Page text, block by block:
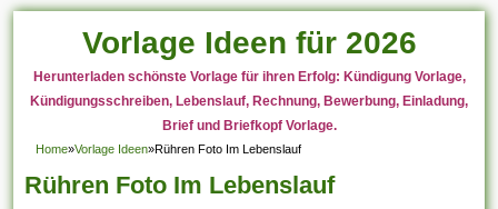
Vorlage Ideen für 2026
Herunterladen schönste Vorlage für ihren Erfolg: Kündigung Vorlage,
Kündigungsschreiben, Lebenslauf, Rechnung, Bewerbung, Einladung,
Brief und Briefkopf Vorlage.
Home»Vorlage Ideen»Rühren Foto Im Lebenslauf
Rühren Foto Im Lebenslauf